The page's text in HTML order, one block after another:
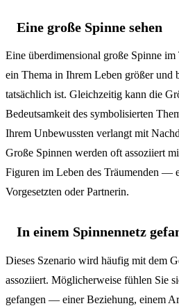
Eine große Spinne sehen
Eine überdimensional große Spinne im
ein Thema in Ihrem Leben größer und
tatsächlich ist. Gleichzeitig kann die
Bedeutsamkeit des symbolisierten
Ihrem Unbewussten verlangt mit
Große Spinnen werden oft assoziiert
Figuren im Leben des Träumenden —
Vorgesetzten oder Partnerin.
In einem Spinnennetz
Dieses Szenario wird häufig mit dem
assoziiert. Möglicherweise fühlen Sie
gefangen — einer Beziehung, einem